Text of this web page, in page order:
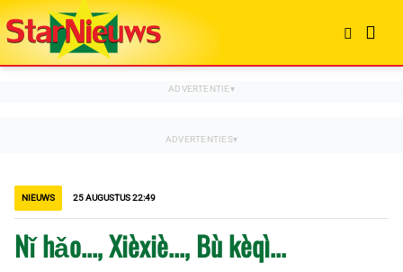
NIEUWS 25 AUGUSTUS 22:49
Nǐ hǎo..., Xièxiè..., Bù kèqì...